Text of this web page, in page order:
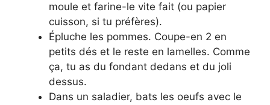
moule et farine-le vite fait (ou papier
cuisson, si tu préfères).
Épluche les pommes. Coupe-en 2 en
petits dés et le reste en lamelles. Comme
ça, tu as du fondant dedans et du joli
dessus.
Dans un saladier, bats les oeufs avec le